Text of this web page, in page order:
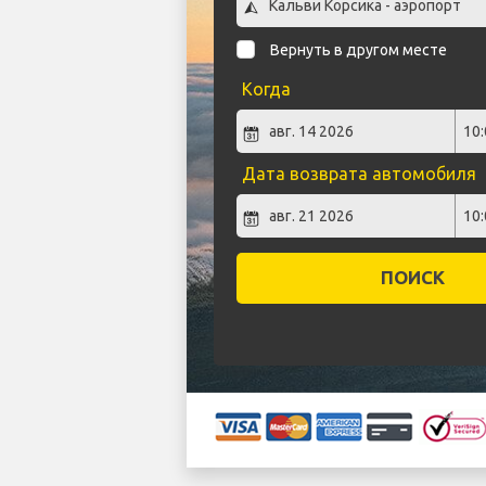
Вернуть в другом месте
Когда
Дата возврата автомобиля
ПОИСК